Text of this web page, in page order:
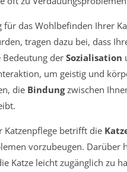
das Wohlbefinden Ihrer
tragen dazu bei, dass
der Sozialisation
um geistig und
die Bindungzwischen
Katzenpflege betrifft die
vorzubeugen. Darüber
Katze leicht zugänglich zu